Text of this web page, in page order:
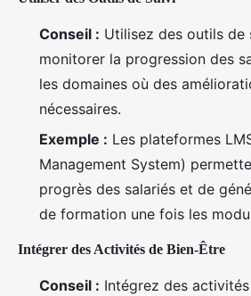
Conseil : Utilisez des outils de
monitorer la progression des
les domaines où des
nécessaires.
Exemple : Les plateformes
Management System)
progrès des salariés et de
de formation une fois les
Intégrer des Activités de Bien-Être
Conseil : Intégrez des